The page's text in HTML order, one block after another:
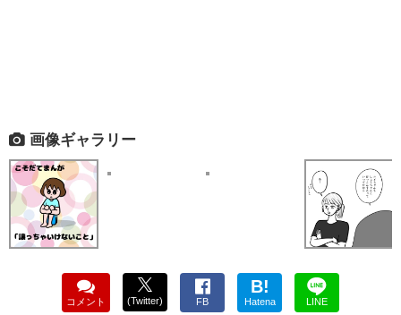
画像ギャラリー
コメント (Twitter) FB
B!
Hatena LINE